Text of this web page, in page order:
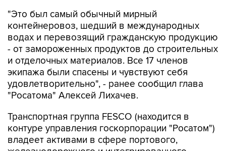
"Это был самый обычный мирный
контейнеровоз, шедший в международных
водах и перевозящий гражданскую продукцию
- от замороженных продуктов до строительных
и отделочных материалов. Все 17 членов
экипажа были спасены и чувствуют себя
удовлетворительно", - ранее сообщил глава
"Росатома" Алексей Лихачев.
Транспортная группа FESCO (находится в
контуре управления госкорпорации "Росатом")
владеет активами в сфере портового,